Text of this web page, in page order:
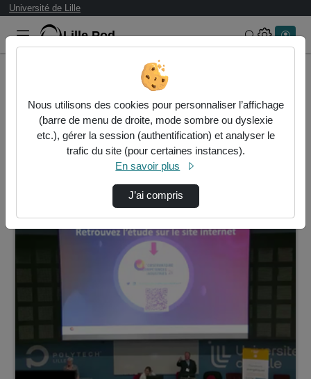
Université de Lille
Lille.Pod Rechercher
25 vidéos trouvées
Vidéo Statistiques de vues
Nous utilisons des cookies pour personnaliser l’affichage
(barre de menu de droite, mode sombre ou dyslexie
etc.), gérer la session (authentification) et analyser le
trafic du site (pour certaines instances).
En savoir plus
J’ai compris